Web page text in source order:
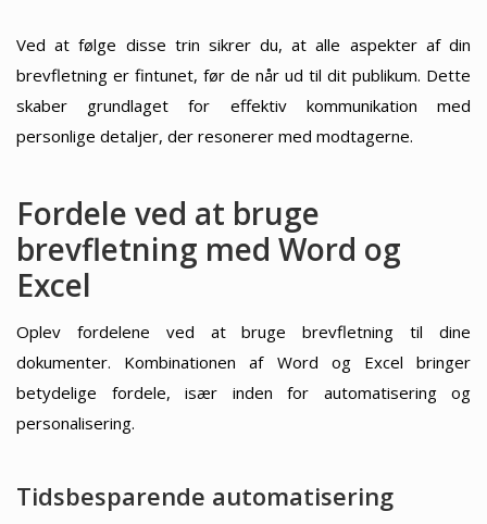
Ved at følge disse trin sikrer du, at alle aspekter af din
brevfletning er fintunet, før de når ud til dit publikum. Dette
skaber grundlaget for effektiv kommunikation med
personlige detaljer, der resonerer med modtagerne.
Fordele ved at bruge
brevfletning med Word og
Excel
Oplev fordelene ved at bruge brevfletning til dine
dokumenter. Kombinationen af Word og Excel bringer
betydelige fordele, især inden for automatisering og
personalisering.
Tidsbesparende automatisering